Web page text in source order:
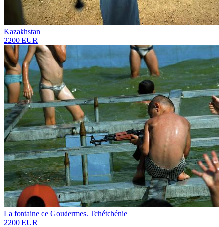
Kazakhstan
2200 EUR
La fontaine de Goudermes. Tchétchénie
2200 EUR